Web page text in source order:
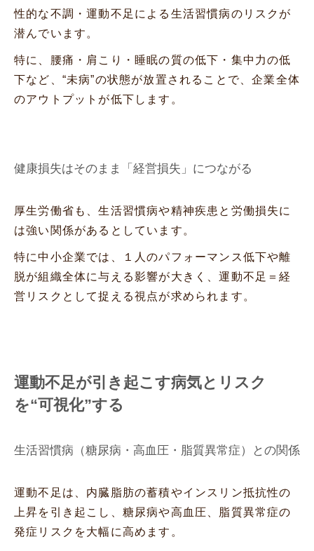
性的な不調・運動不足による生活習慣病のリスクが
潜んでいます。
特に、腰痛・肩こり・睡眠の質の低下・集中力の低
下など、“未病”の状態が放置されることで、企業全体
のアウトプットが低下します。
健康損失はそのまま「経営損失」につながる
厚生労働省も、生活習慣病や精神疾患と労働損失に
は強い関係があるとしています。
特に中小企業では、１人のパフォーマンス低下や離
脱が組織全体に与える影響が大きく、運動不足＝経
営リスクとして捉える視点が求められます。
運動不足が引き起こす病気とリスク
を“可視化”する
生活習慣病（糖尿病・高血圧・脂質異常症）との関係
運動不足は、内臓脂肪の蓄積やインスリン抵抗性の
上昇を引き起こし、糖尿病や高血圧、脂質異常症の
発症リスクを大幅に高めます。